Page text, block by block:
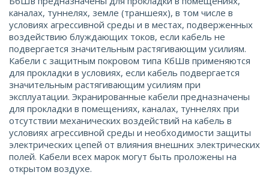
каналах, туннелях, земле (траншеях), в том числе в
условиях агрессивной среды и в местах, подверженных
воздействию блуждающих токов, если кабель не
подвергается значительным растягивающим усилиям.
Кабели с защитным покровом типа КбШв применяются
для прокладки в условиях, если кабель подвергается
значительным растягивающим усилиям при
эксплуатации. Экранированные кабели предназначены
для прокладки в помещениях, каналах, туннелях при
отсутствии механических воздействий на кабель в
условиях агрессивной среды и необходимости защиты
электрических цепей от влияния внешних электрических
полей. Кабели всех марок могут быть проложены на
открытом воздухе.